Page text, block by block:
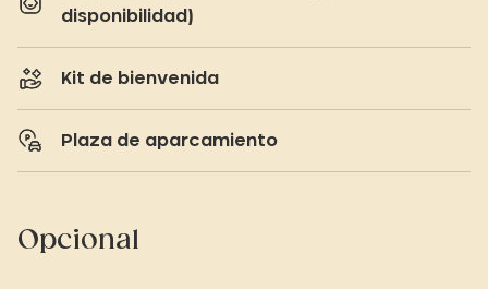
disponibilidad)
Kit de bienvenida
Plaza de aparcamiento
Opcional